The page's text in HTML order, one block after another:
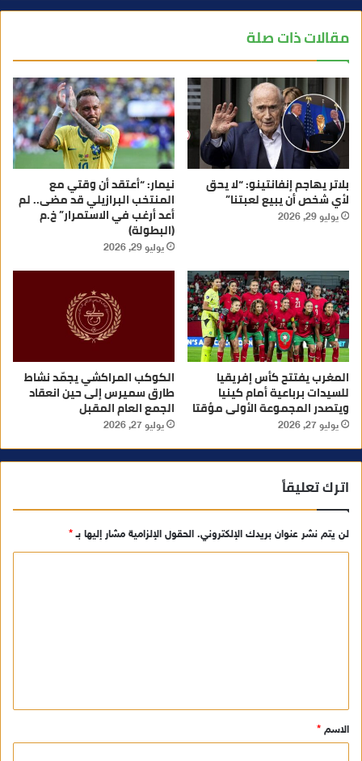
مقالات ذات صلة
بلاتر يهاجم إنفانتينو: “لا يحق
لأي شخص أن يبيع لعبتنا”
يوليو 29, 2026
نيمار: “أعتقد أن وقتي مع
المنتخب البرازيلي قد مضى.. لم
أعد أرغب في الاستمرار” خ.م
(البطولة)
يوليو 29, 2026
المغرب يفتتح كأس إفريقيا
للسيدات برباعية أمام كينيا
ويتصدر المجموعة الأولى مؤقتا
يوليو 27, 2026
الكوكب المراكشي يجمّد نشاط
طارق سميرس إلى حين انعقاد
الجمع العام المقبل
يوليو 27, 2026
اترك تعليقاً
لن يتم نشر عنوان بريدك الإلكتروني. الحقول الإلزامية مشار إليها بـ*
ق
*
الاسم *